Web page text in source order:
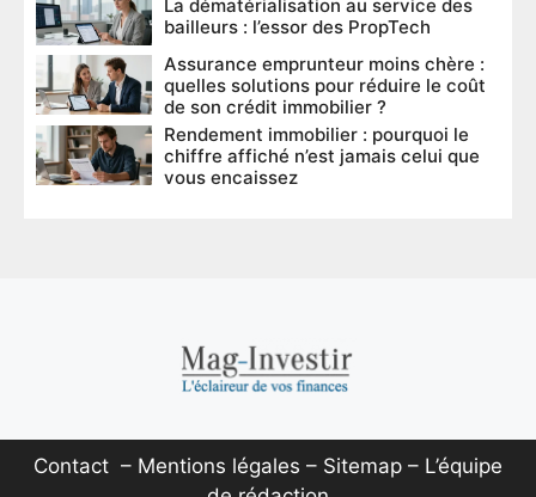
La dématérialisation au service des
bailleurs : l’essor des PropTech
Assurance emprunteur moins chère :
quelles solutions pour réduire le coût
de son crédit immobilier ?
Rendement immobilier : pourquoi le
chiffre affiché n’est jamais celui que
vous encaissez
Contact – Mentions légales – Sitemap – L’équipe